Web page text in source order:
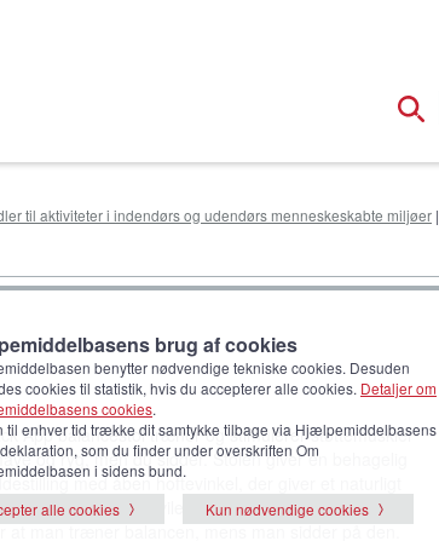
til aktiviteter i indendørs og udendørs menneskeskabte miljøer |
App balancestol træner og stimulerer støttemuskler
og ryg, men du sidder. Stolen giver en behagelig
med åben hoftevinkel, der giver et naturligt
i ryggen. Stolens hviler på en fleksibel fodring der
at man træner balancen, mens man sidder på den.
brug af cookies
benytter nødvendige tekniske cookies. Desuden
cookies til statistik, hvis du accepterer alle cookies. Detaljer om
cookies.
til enhver tid trække dit samtykke tilbage via Hjælpemiddelbasens
som du finder under overskriften Om
i sidens bund.
alle cookies
Kun nødvendige cookies